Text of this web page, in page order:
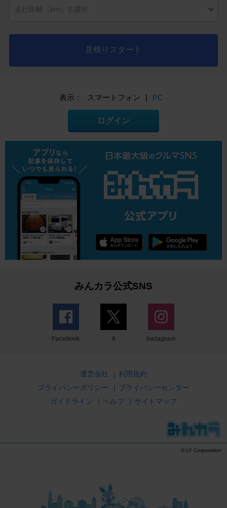
見積りスタート
表示： スマートフォン | PC
ログイン
みんカラ公式SNS
Facebook X Instagram
運営会社 | 利用規約
プライバシーポリシー
| プライバシーセンター
ガイドライン
| ヘルプ | サイトマップ
© LY Corporation